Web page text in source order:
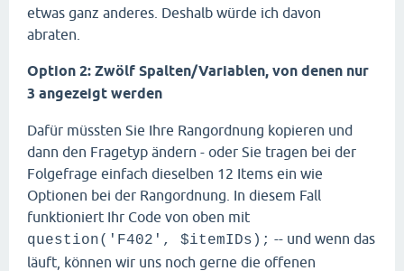
etwas ganz anderes. Deshalb würde ich davon
abraten.
Option 2: Zwölf Spalten/Variablen, von denen nur
3 angezeigt werden
Dafür müssten Sie Ihre Rangordnung kopieren und
dann den Fragetyp ändern - oder Sie tragen bei der
Folgefrage einfach dieselben 12 Items ein wie
Optionen bei der Rangordnung. In diesem Fall
funktioniert Ihr Code von oben mit
question('F402', $itemIDs); -- und wenn das
läuft, können wir uns noch gerne die offenen